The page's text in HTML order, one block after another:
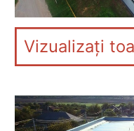
Vizualizați